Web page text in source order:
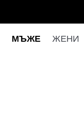
МЪЖЕ ЖЕНИ